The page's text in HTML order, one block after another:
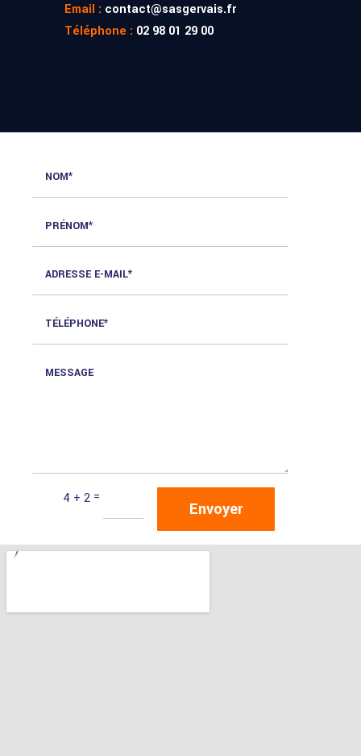
Email : contact@sasgervais.fr
Téléphone : 02 98 01 29 00
4 + 2 =
Envoyer
Alternative: